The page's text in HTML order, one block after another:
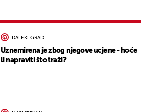
DALEKI GRAD
Uznemirena je zbog njegove ucjene - hoće
li napraviti što traži?